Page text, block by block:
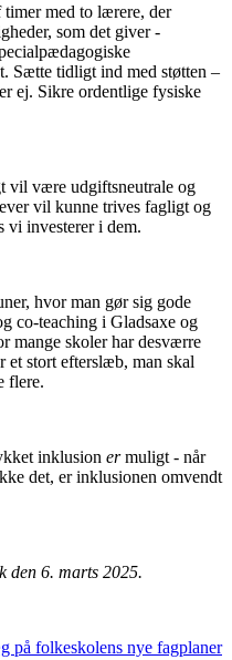
med to lærere, der
som det giver -
Sætte tidligt ind med støtten –
ej. Sikre ordentlige fysiske
vil være udgiftsneutrale og
vil kunne trives fagligt og
vi investerer i dem.
hvor man gør sig gode
co-teaching i Gladsaxe og
mange skoler har desværre
et stort efterslæb, man skal
flere.
inklusion ermuligt - når
det, er inklusionen omvendt
den 6. marts 2025.
folkeskolens nye fagplaner